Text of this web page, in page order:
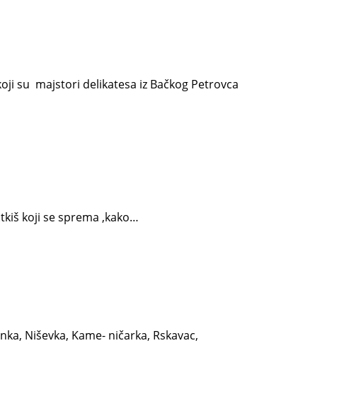
su majstori delikatesa iz Bačkog Petrovca
koji se sprema ,kako…
Niševka, Kame- ničarka, Rskavac,